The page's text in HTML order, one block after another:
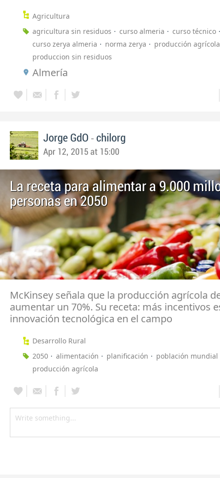
Agricultura
agricultura sin residuos
curso almeria
curso técnico
curso zerya almeria
norma zerya
producción agrícola
produccion sin residuos
Almería
Jorge GdO - chilorg
Apr 12, 2015 at 15:00
La receta para alimentar a 9.000
personas en 2050
McKinsey señala que la producción agrícola
aumentar un 70%. Su receta: más incentivos
innovación tecnológica en el campo
Desarrollo Rural
2050
alimentación planificación
población mundial
producción agrícola